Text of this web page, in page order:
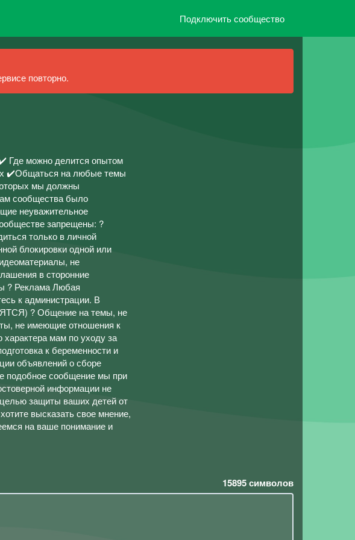
Подключить сообщество
повторно.
Где можно делится опытом
✔️Общаться на любые темы
мы должны
сообщества было
неуважительное
запрещены: ?
только в личной
блокировки одной или
не
в сторонние
? Реклама Любая
к администрации. В
? Общение на темы, не
не имеющие отношения к
характера мам по уходу за
к беременности и
объявлений о сборе
подобное сообщение мы при
информации не
защиты ваших детей от
высказать свое мнение,
на ваше понимание и
15895символов